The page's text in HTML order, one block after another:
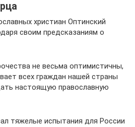
христиан Оптинский
своим предсказаниям о
не весьма оптимистичны,
всех граждан нашей страны
настоящую православную
тяжелые испытания для России